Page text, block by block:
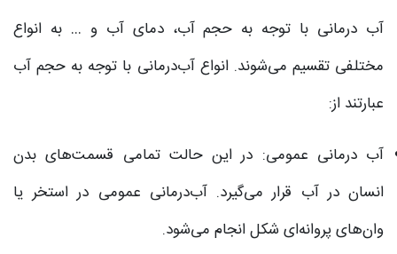
آب ‌درمانی با توجه به حجم آب، دمای آب و … به انواع
مختلفی تقسیم می‌شوند. انواع آب‌درمانی با توجه به حجم آب
عبارتند از:
آب ‌درمانی عمومی: در این حالت تمامی قسمت‌های بدن
انسان در آب قرار می‌گیرد. آب‌درمانی عمومی در استخر یا
وان‌های پروانه‌ای شکل انجام می‌شود.